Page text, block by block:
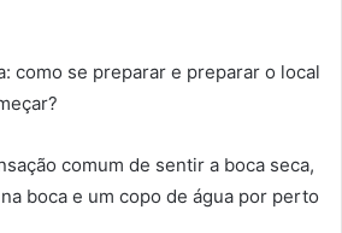
como se preparar e preparar o local
comum de sentir a boca seca,
boca e um copo de água por perto